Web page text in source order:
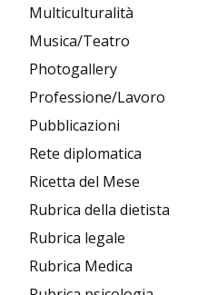
Multiculturalità
Musica/Teatro
Photogallery
Professione/Lavoro
Pubblicazioni
Rete diplomatica
Ricetta del Mese
Rubrica della dietista
Rubrica legale
Rubrica Medica